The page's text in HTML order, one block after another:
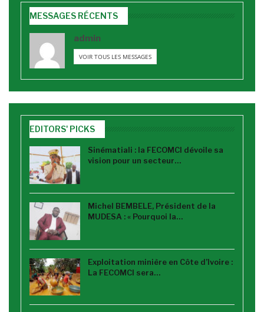
MESSAGES RÉCENTS
admin
VOIR TOUS LES MESSAGES
EDITORS' PICKS
Sinématiali : la FECOMCI dévoile sa
vision pour un secteur…
Michel BEMBELE, Président de la
MUDESA : « Pourquoi la…
Exploitation minière en Côte d’Ivoire :
La FECOMCI sera…